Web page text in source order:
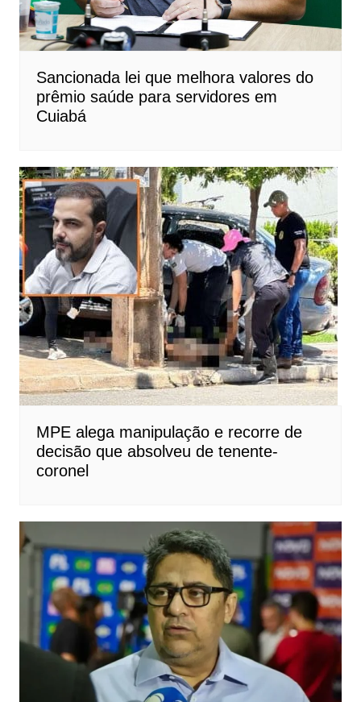
Sancionada lei que melhora valores do
prêmio saúde para servidores em
Cuiabá
MPE alega manipulação e recorre de
decisão que absolveu de tenente-
coronel